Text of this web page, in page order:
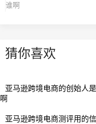
谁啊
猜你喜欢
亚马逊跨境电商的创始人
啊
亚马逊跨境电商测评用的